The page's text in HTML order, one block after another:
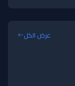
عرض الكل